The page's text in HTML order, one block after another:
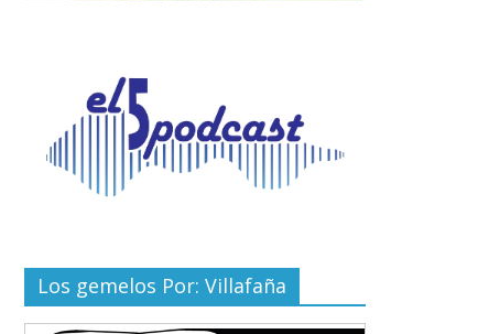
Los gemelos Por: Villafaña